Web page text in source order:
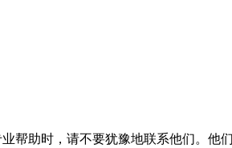
帮助时，请不要犹豫地联系他们。他